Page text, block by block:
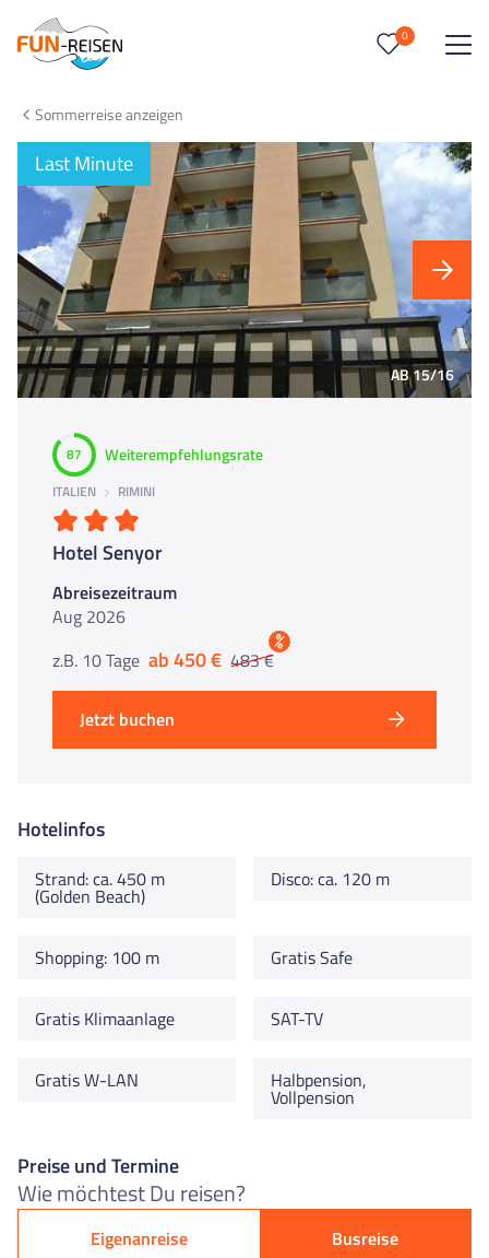
0
Keine Reisen auf der Merkliste
Sommerreise anzeigen
Last Minute
AB 15/16
87 Weiterempfehlungsrate
ITALIEN RIMINI
Hotel Senyor
Abreisezeitraum
Aug 2026
z.B. 10 Tage ab 450 € 483 €
%
Jetzt buchen
Hotelinfos
Strand: ca. 450 m
(Golden Beach)
Disco: ca. 120 m
Shopping: 100 m Gratis Safe
Gratis Klimaanlage SAT-TV
Gratis W-LAN Halbpension,
Vollpension
Preise und Termine
Wie möchtest Du reisen?
Eigenanreise Busreise